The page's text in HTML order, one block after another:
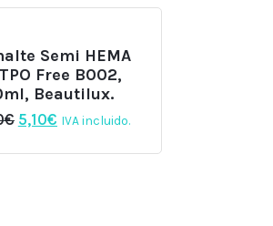
Semi HEMA
Free B002,
Beautilux.
€ El
original
5,10€El
actual
IVA incluido.